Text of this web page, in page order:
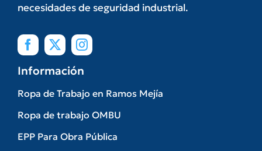
necesidades de seguridad industrial.
Información
Ropa de Trabajo en Ramos Mejía
Ropa de trabajo OMBU
EPP Para Obra Pública